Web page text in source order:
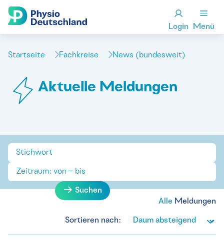
Login Menü
Startseite Fachkreise News (bundesweit)
Aktuelle Meldungen
Suchen
Alle Meldungen
Sortieren nach: